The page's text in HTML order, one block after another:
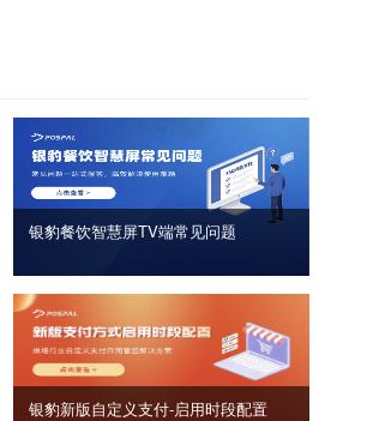
银豹餐饮智慧屏TV端常见问题
银豹新版自定义支付‑启用时段配置